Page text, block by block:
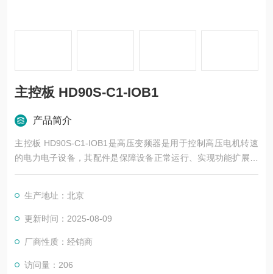
主控板 HD90S-C1-IOB1
产品简介
主控板 HD90S-C1-IOB1是高压变频器是用于控制高压电机转速
的电力电子设备，其配件是保障设备正常运行、实现功能扩展及
维护维修的重要组成部分。这些配件种类繁多，涵盖了功率变
生产地址：北京
更新时间：2025-08-09
厂商性质：经销商
访问量：206